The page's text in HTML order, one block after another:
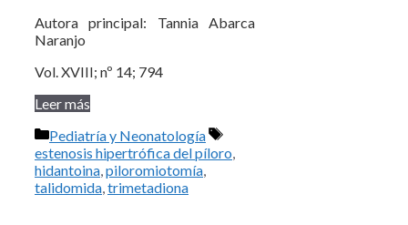
Autora principal: Tannia Abarca
Naranjo
Vol. XVIII; nº 14; 794
Leer más
Categorías
Pediatría y Neonatología
Etiquetas
estenosis hipertrófica del píloro,
hidantoina,piloromiotomía,
talidomida,trimetadiona